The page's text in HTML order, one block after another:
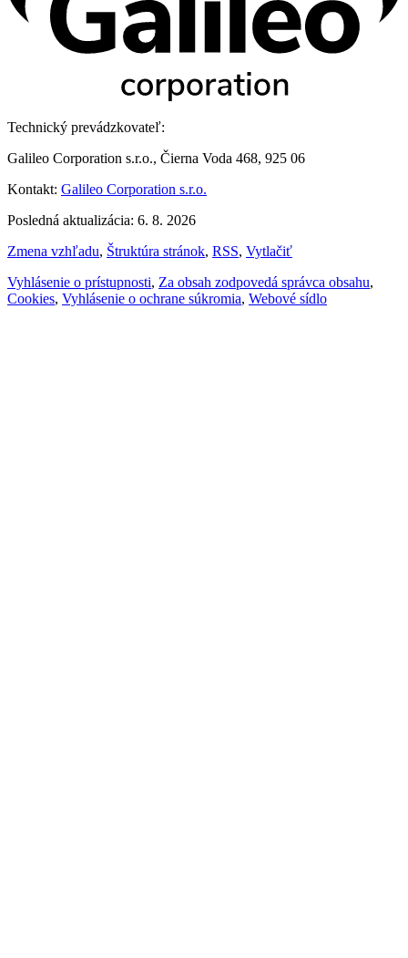
Technický prevádzkovateľ:
Galileo Corporation s.r.o., Čierna Voda 468, 925 06
Kontakt: Galileo Corporation s.r.o.
Posledná aktualizácia: 6. 8. 2026
Zmena vzhľadu, Štruktúra stránok, RSS, Vytlačiť
Vyhlásenie o prístupnosti, Za obsah zodpovedá správca obsahu,
Cookies, Vyhlásenie o ochrane súkromia, Webové sídlo